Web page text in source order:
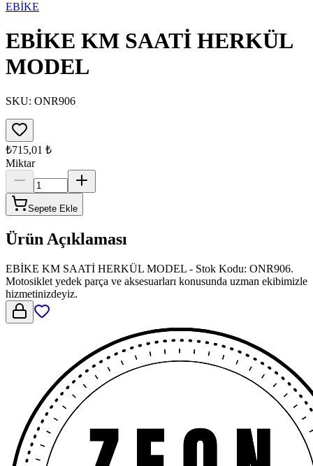
EBİKE
EBİKE KM SAATİ HERKÜL
MODEL
SKU: ONR906
₺715,01 ₺
Miktar
Sepete Ekle
Ürün Açıklaması
EBİKE KM SAATİ HERKÜL MODEL - Stok Kodu: ONR906.
Motosiklet yedek parça ve aksesuarları konusunda uzman ekibimizle
hizmetinizdeyiz.